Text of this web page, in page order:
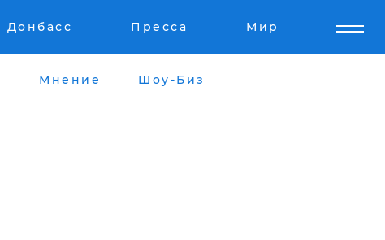
Донбасс Пресса Мир
Мнение Шоу-Биз